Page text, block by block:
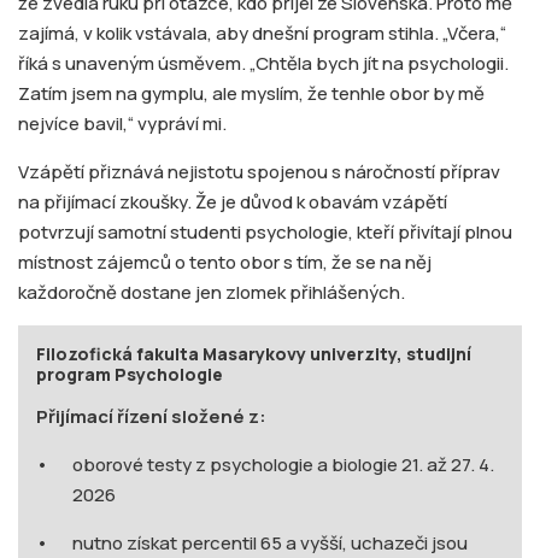
zajímá, v kolik vstávala, aby dnešní program stihla. „Včera,“
říká s unaveným úsměvem. „Chtěla bych jít na psychologii.
Zatím jsem na gymplu, ale myslím, že tenhle obor by mě
nejvíce bavil,“ vypráví mi.
Vzápětí přiznává nejistotu spojenou s náročností příprav
na přijímací zkoušky. Že je důvod k obavám vzápětí
potvrzují samotní studenti psychologie, kteří přivítají plnou
místnost zájemců o tento obor s tím, že se na něj
každoročně dostane jen zlomek přihlášených.
Filozofická fakulta Masarykovy univerzity, studijní
program Psychologie
Přijímací řízení složené z:
oborové testy z psychologie a biologie 21. až 27. 4.
2026
nutno získat percentil 65 a vyšší, uchazeči jsou